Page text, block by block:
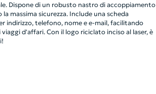
Dispone di un robusto nastro di accoppiamento
massima sicurezza. Include una scheda
indirizzo, telefono, nome e e-mail, facilitando
d'affari. Con il logo riciclato inciso al laser, è